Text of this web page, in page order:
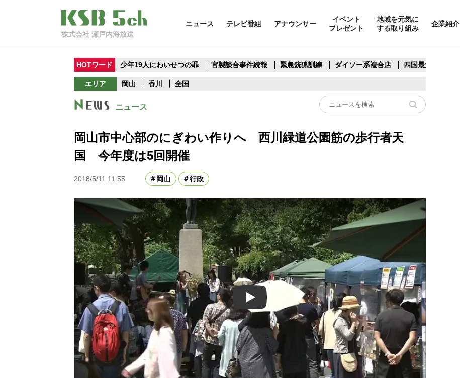
株式会社 瀬戸内海放送
ニュース テレビ番組 アナウンサー
イベント
プレゼント
地域を元気に
する取り組み
企業紹介
HOTワード 少年19人にわいせつの罪 官製談合事件続報 緊急銃猟訓練 ダイソー系複合店 四国最大スリコ
エリア 岡山 香川 全国
ニュース
岡山市中心部のにぎわい作りへ 西川緑道公園筋の歩行者天
国 今年度は5回開催
2018/5/11 11:55 岡山 行政
Play